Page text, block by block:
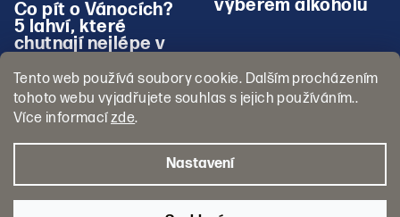
Tento web používá soubory cookie. Dalším procházením
tohoto webu vyjadřujete souhlas s jejich používáním..
Více informacízde.
Nastavení
Co pít o Vánocích?
5 lahví, které
chutnají nejlépe v
výběrem alkoholu